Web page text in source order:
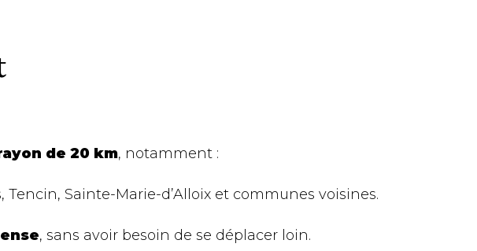
de 20 km, notamment :
Sainte-Marie-d’Alloix et communes voisines.
, sans avoir besoin de se déplacer loin.